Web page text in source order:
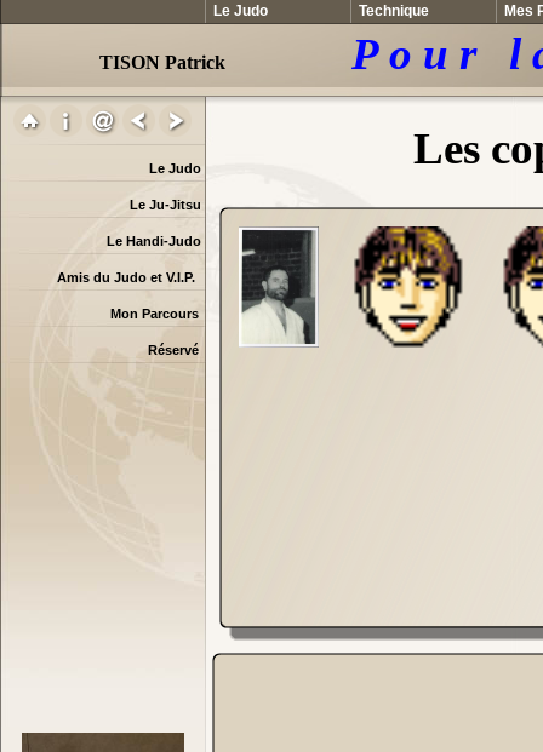
TISON Patrick P o u r l
Le Judo
Le Ju-Jitsu
Le Handi-Judo
Amis du Judo et V.I.P.
Mon Parcours
Réservé
Le Judo Technique Mes
Les